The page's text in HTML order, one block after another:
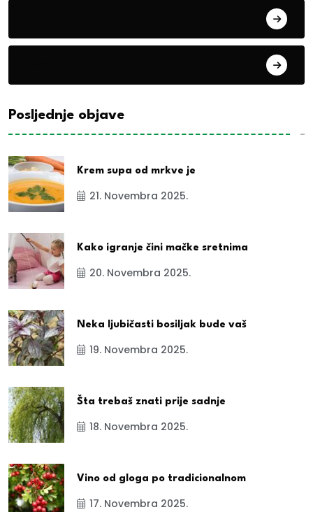
Posljednje objave
Krem supa od mrkve je
21. Novembra 2025.
Kako igranje čini mačke sretnima
20. Novembra 2025.
Neka ljubičasti bosiljak bude vaš
19. Novembra 2025.
Šta trebaš znati prije sadnje
18. Novembra 2025.
Vino od gloga po tradicionalnom
17. Novembra 2025.